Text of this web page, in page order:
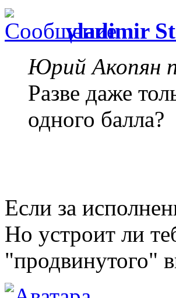
vladimir
Юрий Акопян
Разве даже
одного балла?
Если за
Но устроит ли
"продвинутого"